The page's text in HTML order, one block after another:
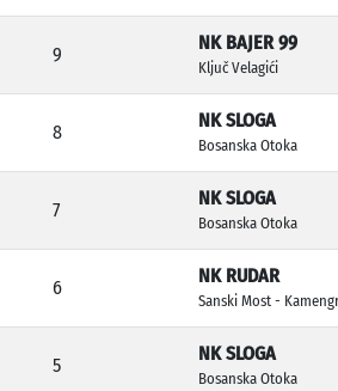
9
NK BAJER 99
Ključ Velagići
8
NK SLOGA
Bosanska Otoka
7
NK SLOGA
Bosanska Otoka
6
NK RUDAR
Sanski Most -
5
NK SLOGA
Bosanska Otoka